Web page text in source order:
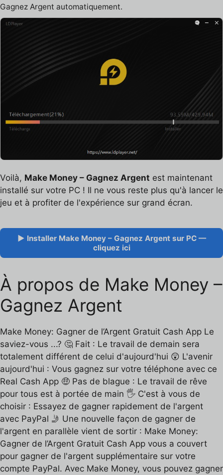
Gagnez Argent automatiquement.
Voilà, Make Money – Gagnez Argent est maintenant
installé sur votre PC ! Il ne vous reste plus qu'à lancer le
jeu et à profiter de l'expérience sur grand écran.
▶ Installer Make Money – Gagnez Argent sur PC —
cliquez ici
À propos de Make Money –
Gagnez Argent
Make Money: Gagner de l’Argent Gratuit Cash App Le
saviez-vous ...? 🤔 Fait : Le travail de demain sera
totalement différent de celui d'aujourd'hui 😲 L'avenir
aujourd'hui : Vous gagnez sur votre téléphone avec ce
Real Cash App 🤑 Pas de blague : Le travail de rêve
pour tous est à portée de main 🖐️ C'est à vous de
choisir : Essayez de gagner rapidement de l'argent
avec PayPal 🤳 Une nouvelle façon de gagner de
l'argent en parallèle vient de sortir : Make Money:
Gagner de l’Argent Gratuit Cash App vous a couvert
pour gagner de l'argent supplémentaire sur votre
compte PayPal. Avec Make Money, vous pouvez gagner